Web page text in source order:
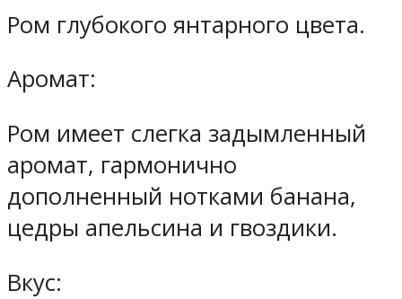
Ром глубокого янтарного цвета.
Аромат:
Ром имеет слегка задымленный
аромат, гармонично
дополненный нотками банана,
цедры апельсина и гвоздики.
Вкус: